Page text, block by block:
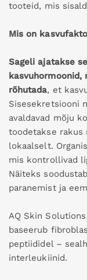
tooteid, mis
Mis on
Sageli ajatakse
rõhutada, et
Sisesekretsiooni
avaldavad mõju
toodetakse
lokaalselt.
mis kontrollivad
Näiteks
paranemist ja
AQ Skin
baseerub
peptiididel –
interleukiinid.